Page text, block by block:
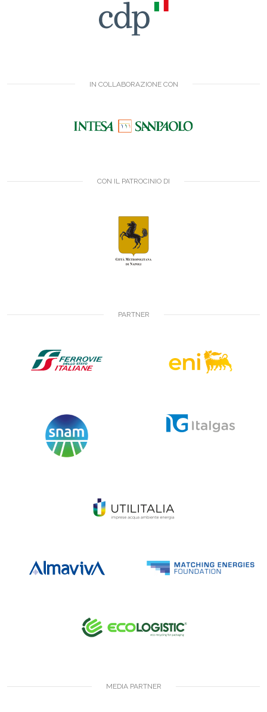
IN COLLABORAZIONE CON
CON IL PATROCINIO DI
PARTNER
MEDIA PARTNER